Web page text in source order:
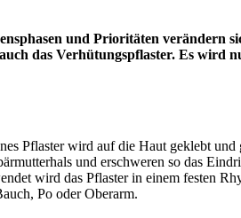
und Prioritäten verändern
das Verhütungspflaster. Es wird
Pflaster wird auf die Haut geklebt
und erschweren so das
wird das Pflaster in einem festen
Po oder Oberarm.